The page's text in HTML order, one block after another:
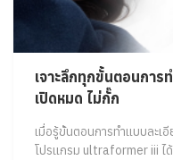
เจาะลึกทุกขั้นตอนกา
เปิดหมด ไม่กั๊ก
เมื่อรู้ขั้นตอนการทำแบบละเ
โปรแกรม ultraformer iii ไ